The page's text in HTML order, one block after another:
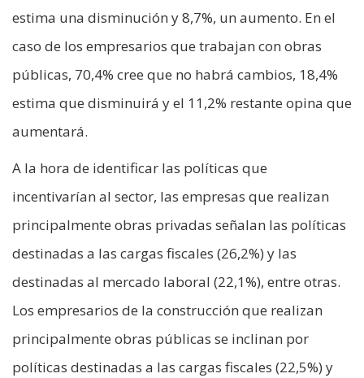
estima una disminución y 8,7%, un aumento. En el
caso de los empresarios que trabajan con obras
públicas, 70,4% cree que no habrá cambios, 18,4%
estima que disminuirá y el 11,2% restante opina que
aumentará.
A la hora de identificar las políticas que
incentivarían al sector, las empresas que realizan
principalmente obras privadas señalan las políticas
destinadas a las cargas fiscales (26,2%) y las
destinadas al mercado laboral (22,1%), entre otras.
Los empresarios de la construcción que realizan
principalmente obras públicas se inclinan por
políticas destinadas a las cargas fiscales (22,5%) y